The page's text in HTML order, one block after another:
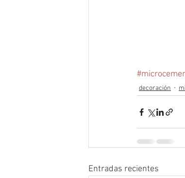
decoración
Entradas recientes